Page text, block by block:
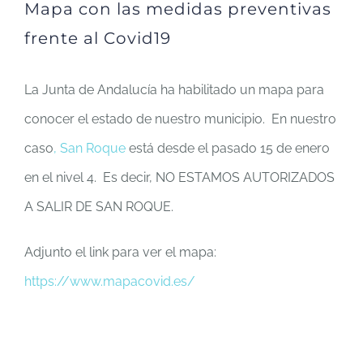
Mapa con las medidas preventivas
frente al Covid19
La Junta de Andalucía ha habilitado un mapa para
conocer el estado de nuestro municipio. En nuestro
caso, San Roque está desde el pasado 15 de enero
en el nivel 4. Es decir, NO ESTAMOS AUTORIZADOS
A SALIR DE SAN ROQUE.
Adjunto el link para ver el mapa:
https://www.mapacovid.es/